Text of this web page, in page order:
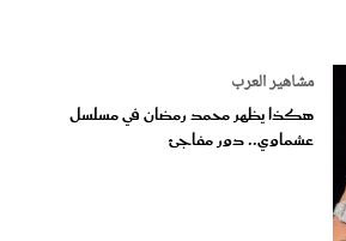
مشاهير العرب
هكذا يظهر محمد رمضان في مسلسل
عشماوي.. دور مفاجئ